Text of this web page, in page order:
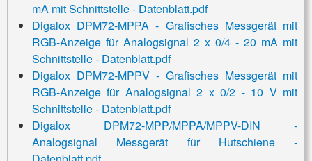
mA mitSchnittstelle- Datenblatt.pdf
Digalox DPM72-MPPA - Grafisches Messgerät mit
RGB-Anzeige für Analogsignal 2 x 0/4 - 20 mA mit
Schnittstelle - Datenblatt.pdf
Digalox DPM72-MPPV - Grafisches Messgerät mit
RGB-Anzeige für Analogsignal 2 x 0/2 - 10 V mit
Schnittstelle- Datenblatt.pdf
Digalox DPM72-MPP/MPPA/MPPV-DIN -
Analogsignal Messgerät für Hutschiene -